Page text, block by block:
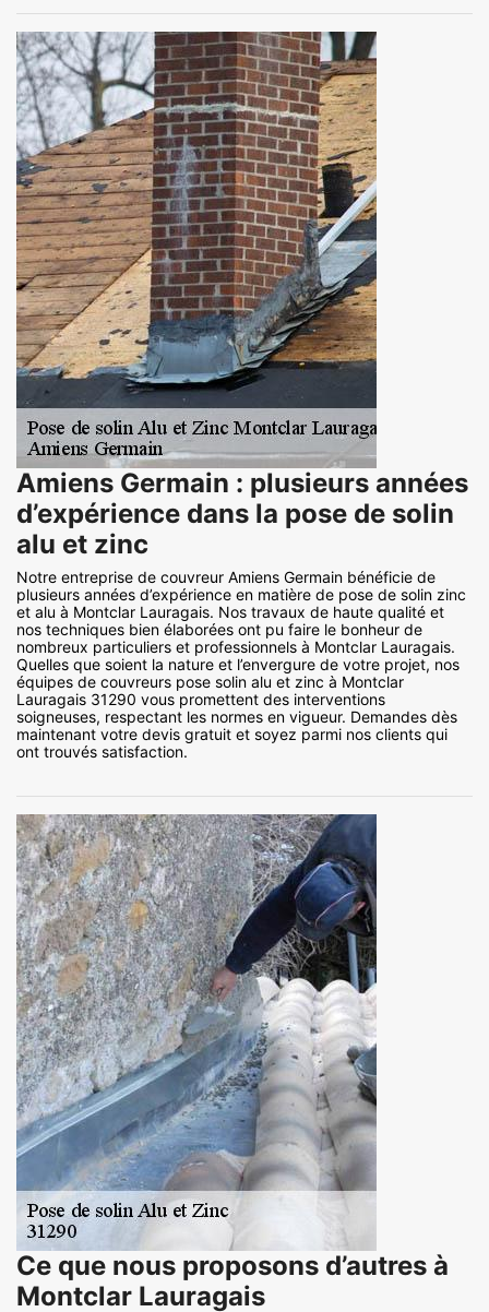
Amiens Germain : plusieurs années
d’expérience dans la pose de solin
alu et zinc
Notre entreprise de couvreur Amiens Germain bénéficie de
plusieurs années d’expérience en matière de pose de solin zinc
et alu à Montclar Lauragais. Nos travaux de haute qualité et
nos techniques bien élaborées ont pu faire le bonheur de
nombreux particuliers et professionnels à Montclar Lauragais.
Quelles que soient la nature et l’envergure de votre projet, nos
équipes de couvreurs pose solin alu et zinc à Montclar
Lauragais 31290 vous promettent des interventions
soigneuses, respectant les normes en vigueur. Demandes dès
maintenant votre devis gratuit et soyez parmi nos clients qui
ont trouvés satisfaction.
Ce que nous proposons d’autres à
Montclar Lauragais